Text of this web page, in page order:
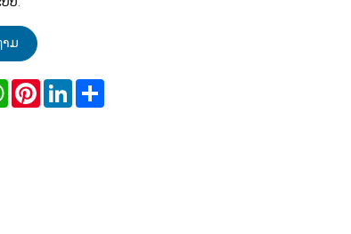
ມ
WhatsAppPinterestLinkedInShare